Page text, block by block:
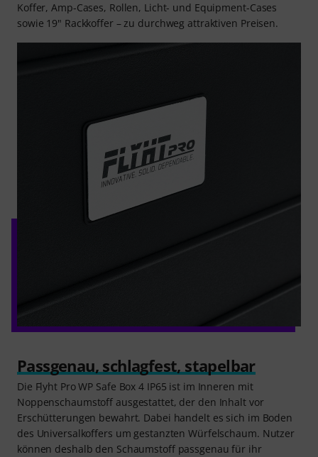
Koffer, Amp-Cases, Rollen, Licht- und Equipment-Cases
sowie 19" Rackkoffer – zu durchweg attraktiven Preisen.
Passgenau, schlagfest, stapelbar
Die Flyht Pro WP Safe Box 4 IP65 ist im Inneren mit
Noppenschaumstoff ausgestattet, der den Inhalt vor
Erschütterungen bewahrt. Dabei handelt es sich im Boden
des Universalkoffers um gestanzten Würfelschaum. Nutzer
können deshalb den Schaumstoff passgenau für ihr